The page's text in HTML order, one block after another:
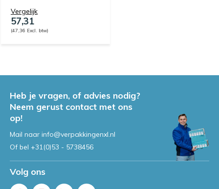
Vergelijk
57,31
(47,36 Excl. btw)
Heb je vragen, of advies nodig?
Neem gerust contact met ons
op!
Mail naar info@verpakkingenxl.nl
Of bel +31(0)53 - 5738456
Volg ons